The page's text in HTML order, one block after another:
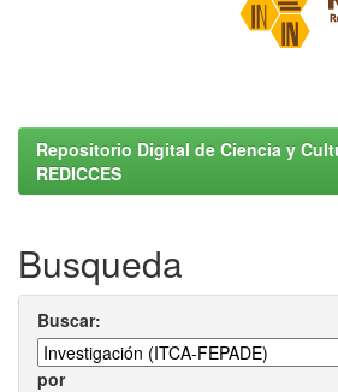
Repositorio Digital de Ciencia y
REDICCES
Busqueda
Buscar:
por